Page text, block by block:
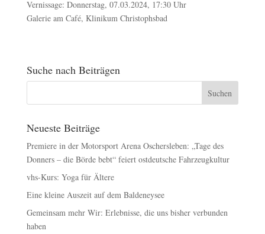
Vernissage: Donnerstag, 07.03.2024, 17:30 Uhr
Galerie am Café, Klinikum Christophsbad
Suche nach Beiträgen
Neueste Beiträge
Premiere in der Motorsport Arena Oschersleben: „Tage des
Donners – die Börde bebt“ feiert ostdeutsche Fahrzeugkultur
vhs-Kurs: Yoga für Ältere
Eine kleine Auszeit auf dem Baldeneysee
Gemeinsam mehr Wir: Erlebnisse, die uns bisher verbunden
haben